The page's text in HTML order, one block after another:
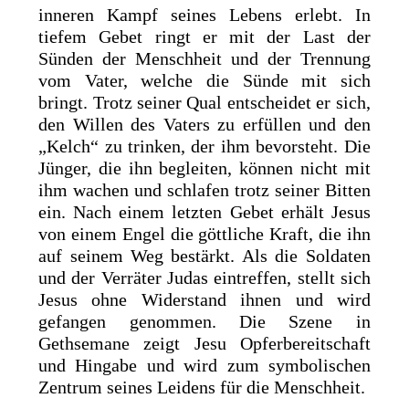
inneren Kampf seines Lebens erlebt. In
tiefem Gebet ringt er mit der Last der
Sünden der Menschheit und der Trennung
vom Vater, welche die Sünde mit sich
bringt. Trotz seiner Qual entscheidet er sich,
den Willen des Vaters zu erfüllen und den
„Kelch“ zu trinken, der ihm bevorsteht. Die
Jünger, die ihn begleiten, können nicht mit
ihm wachen und schlafen trotz seiner Bitten
ein. Nach einem letzten Gebet erhält Jesus
von einem Engel die göttliche Kraft, die ihn
auf seinem Weg bestärkt. Als die Soldaten
und der Verräter Judas eintreffen, stellt sich
Jesus ohne Widerstand ihnen und wird
gefangen genommen. Die Szene in
Gethsemane zeigt Jesu Opferbereitschaft
und Hingabe und wird zum symbolischen
Zentrum seines Leidens für die Menschheit.